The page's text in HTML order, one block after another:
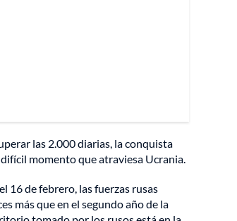
las 2.000 diarias, la conquista
momento que atraviesa Ucrania.
16 de febrero, las fuerzas rusas
más que en el segundo año de la